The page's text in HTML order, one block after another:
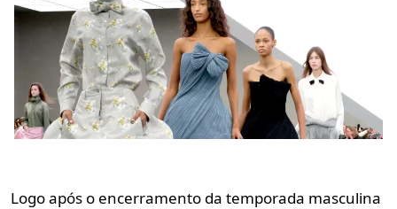
Logo após o encerramento da temporada masculina